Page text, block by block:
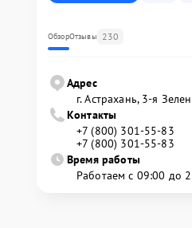
ОбзорОтзывы 230
Адрес
г. Астрахань, 3-я
Контакты
+7 (800) 301-55-83
+7 (800) 301-55-83
Время работы
Работаем с 09:00 до